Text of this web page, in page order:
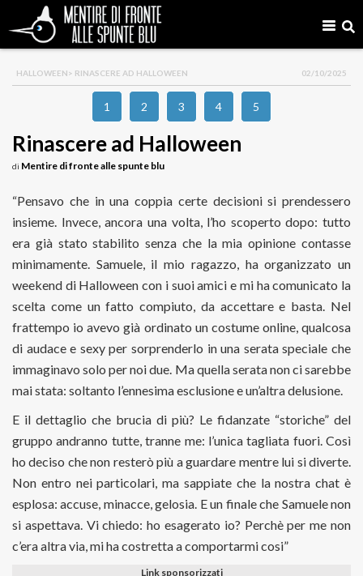
HALLOWEEN> RINASCERE AD HALLOWEEN 02/10/2025
1 2 3 4 5
Rinascere ad Halloween
di Mentire di fronte alle spunte blu
“Pensavo che in una coppia certe decisioni si prendessero
insieme. Invece, ancora una volta, l’ho scoperto dopo: tutto
era già stato stabilito senza che la mia opinione contasse
minimamente. Samuele, il mio ragazzo, ha organizzato un
weekend di Halloween con i suoi amici e mi ha comunicato la
scelta come un fatto compiuto, da accettare e basta. Nel
frattempo io avevo già ordinato un costume online, qualcosa
di audace e sexy per sorprenderlo in una serata speciale che
immaginavo solo per noi due. Ma quella serata non ci sarebbe
mai stata: soltanto l’ennesima esclusione e un’altra delusione.
E il dettaglio che brucia di più? Le fidanzate “storiche” del
gruppo andranno tutte, tranne me: l’unica tagliata fuori. Così
ho deciso che non resterò più a guardare mentre lui si diverte.
Non entro nei particolari, ma sappiate che la nostra chat è
esplosa: accuse, minacce, gelosia. E un finale che Samuele non
si aspettava. Vi chiedo: ho esagerato io? Perchè per me non
c’era altra via, mi ha costretta a comportarmi cosi”